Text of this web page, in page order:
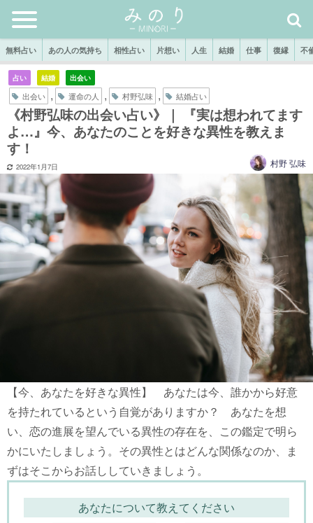
無料占い あの人の気持ち 相性占い 片想い 人生 結婚 仕事 復縁 不
占い 結婚 出会い
出会い , 運命の人 , 村野弘味 , 結婚占い
《村野弘味の出会い占い》｜ 『実は想われてます
よ…』今、あなたのことを好きな異性を教えま
す！
2022年1月7日 村野 弘味
【今、あなたを好きな異性】 あなたは今、誰かから好意
を持たれているという自覚がありますか？ あなたを想
い、恋の進展を望んでいる異性の存在を、この鑑定で明ら
かにいたしましょう。その異性とはどんな関係なのか、ま
ずはそこからお話ししていきましょう。
あなたについて教えてください